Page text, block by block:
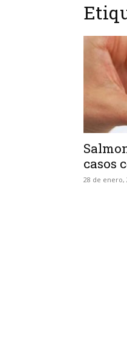
casos
28 de enero,